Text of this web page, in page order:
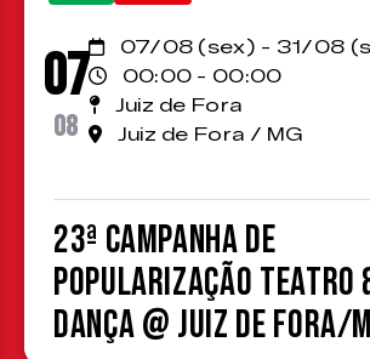
07
08
07/08 (sex) - 31/08
00:00 - 00:00
Juiz de Fora
Juiz de Fora / MG
23ª Campanha de
Popularização Teatro
Dança @ Juiz de Fora/